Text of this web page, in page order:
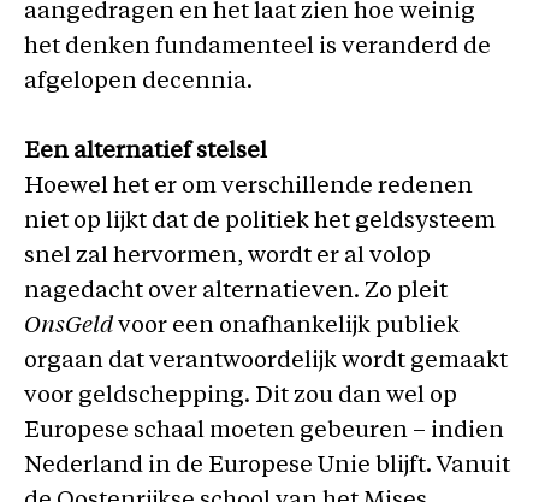
aangedragen en het laat zien hoe weinig
het denken fundamenteel is veranderd de
afgelopen decennia.
Een alternatief stelsel
Hoewel het er om verschillende redenen
niet op lijkt dat de politiek het geldsysteem
snel zal hervormen, wordt er al volop
nagedacht over alternatieven. Zo pleit
OnsGeld voor een onafhankelijk publiek
orgaan dat verantwoordelijk wordt gemaakt
voor geldschepping. Dit zou dan wel op
Europese schaal moeten gebeuren – indien
Nederland in de Europese Unie blijft. Vanuit